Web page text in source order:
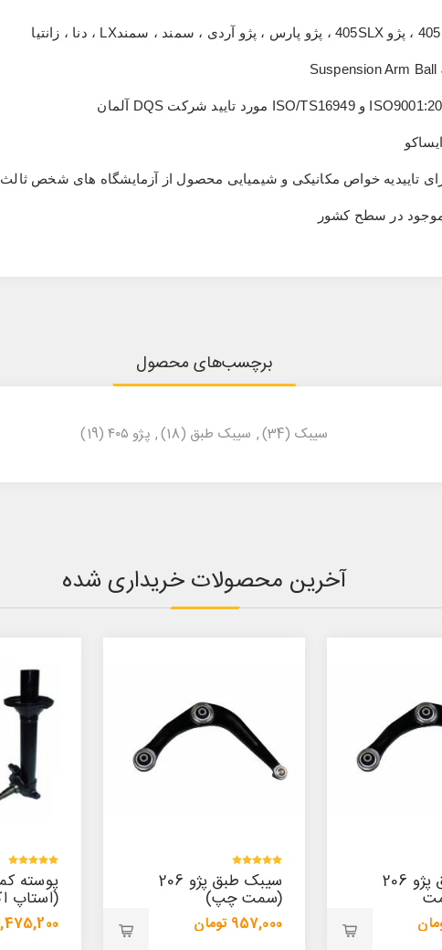
Suspension Arm
وISO/TS16949 مورد تایید شرکت DQS آلمان
تاییدیه خواص مکانیکی و شیمیایی محصول از آزمایشگاه های شخص ثالث
موجود در سطح کشور
برچسب‌های محصول
سیبک (34)
, سیبک طبق (18)
, پژو ۴۰۵ (19)
آخرین محصولات خریداری شده
سیبک طبق پژو 206 پوسته کمک پیکان
(استاپ اکسل چپ)
1,475,200 تومان
سیبک
(پایین)
421,800 تومان